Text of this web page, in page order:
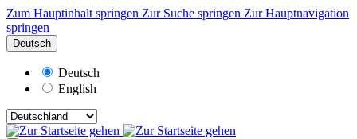
Zum Hauptinhalt springen Zur Suche springen Zur Hauptnavigation
springen
Deutsch
Deutsch
English